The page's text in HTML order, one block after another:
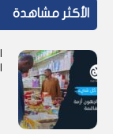
الأكثر مشاهدة